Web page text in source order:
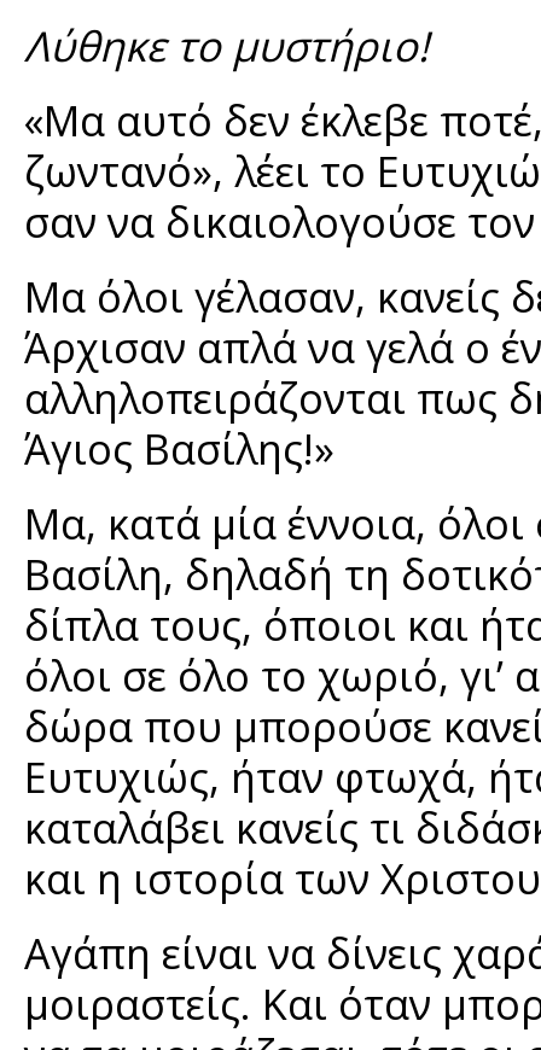
Λύθηκε το μυστήριο!
«Μα αυτό δεν έκλεβε
ζωντανό», λέει το
σαν να δικαιολογούσε
Μα όλοι γέλασαν, κανείς
Άρχισαν απλά να γελά ο
αλληλοπειράζονται πως
Άγιος Βασίλης!»
Μα, κατά μία έννοια,
Βασίλη, δηλαδή τη
δίπλα τους, όποιοι και
όλοι σε όλο το χωριό, γι’
δώρα που μπορούσε
Ευτυχιώς, ήταν φτωχά,
καταλάβει κανείς τι
και η ιστορία των
Αγάπη είναι να δίνεις
μοιραστείς. Και όταν